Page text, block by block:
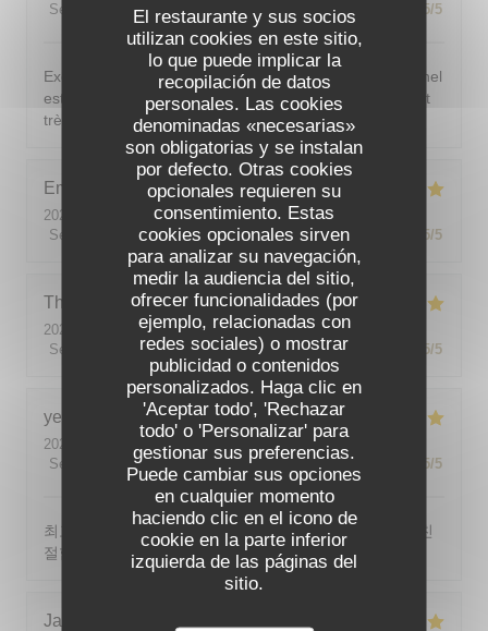
El restaurante y sus socios
utilizan cookies en este sitio,
lo que puede implicar la
recopilación de datos
personales. Las cookies
denominadas «necesarias»
son obligatorias y se instalan
por defecto. Otras cookies
opcionales requieren su
consentimiento. Estas
cookies opcionales sirven
para analizar su navegación,
medir la audiencia del sitio,
ofrecer funcionalidades (por
ejemplo, relacionadas con
redes sociales) o mostrar
publicidad o contenidos
personalizados. Haga clic en
'Aceptar todo', 'Rechazar
todo' o 'Personalizar' para
gestionar sus preferencias.
Puede cambiar sus opciones
en cualquier momento
haciendo clic en el icono de
cookie en la parte inferior
izquierda de las páginas del
sitio.
Servicio
Ambiente: 5/5 Menú: 5/5 Calidad / Precio 5/5
Excellent ! Tout est délicieux, bien présentés, le personnel
est vraiment au top : accueillant, souriant, attentionné et
très professionnel. Je recommande sans hésiter !
Emilie
2026-08-05
- 20:30 - Invitados 2
Servicio
Ambiente: 5/5 Menú : 5/5 Calidad / Precio 5/5
Theo
2026-08-01
- 19:00 - Invitados 2
Servicio
Ambiente: 5/5 Menú: 5 /5 Calidad / Precio 5/5
yeonghun
2026-08-03
- 19:00 - Invitados 4
Servicio
/5 Ambiente: 5/5 Menú: 5/5 Calidad / Precio 5/5
최고의 분위기, 최고의 맛, 프랑스어가 서툴지만 서버가 친
절함
Jackie